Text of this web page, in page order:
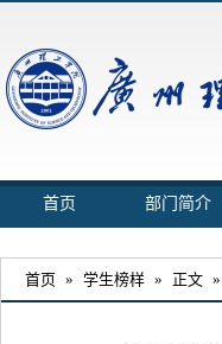
首页 部门简介
首页 » 学生榜样 » 正文 »